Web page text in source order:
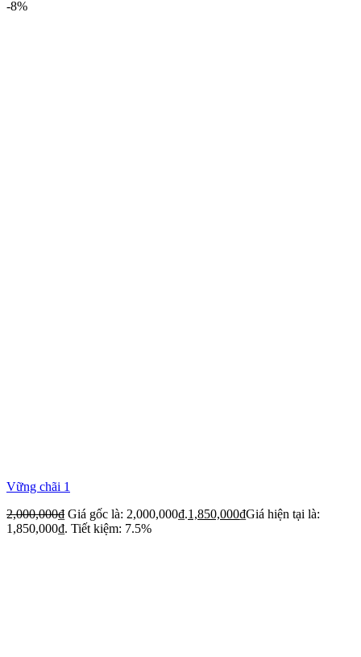
-8%
Vững chãi 1
2,000,000₫ Giá gốc là: 2,000,000₫.1,850,000₫Giá hiện tại là:
1,850,000₫. Tiết kiệm: 7.5%